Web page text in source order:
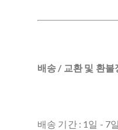
배송 / 교환 및 환불
배송 기간 : 1일 - 7일